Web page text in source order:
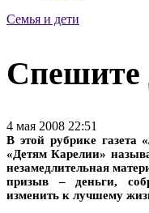
Семья и дети
Спешите
4 мая 2008 22:51
В этой рубрике газета
«Детям Карелии»
незамедлительная
призыв – деньги,
изменить к лучшему